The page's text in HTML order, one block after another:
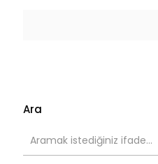
Ara